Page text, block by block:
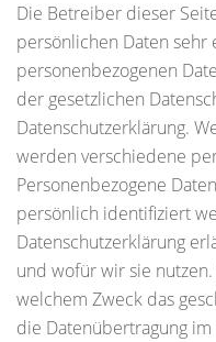
Die Betreiber dieser
persönlichen Daten sehr
personenbezogenen
der gesetzlichen
Datenschutzerklärung.
werden verschiedene
Personenbezogene
persönlich identifiziert
Datenschutzerklärung
und wofür wir sie
welchem Zweck das
die Datenübertragung